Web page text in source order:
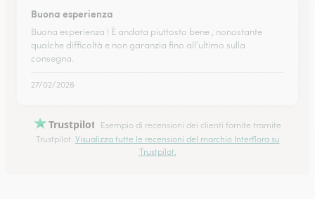
Buona esperienza
Buona esperienza ! È andata piuttosto bene , nonostante
qualche difficoltà e non garanzia fino all’ultimo sulla
consegna.
27/02/2026
Trustpilot
Esempio di recensioni dei clienti fornite tramite
Trustpilot. Visualizza tutte le recensioni del marchio Interflora su
Trustpilot.